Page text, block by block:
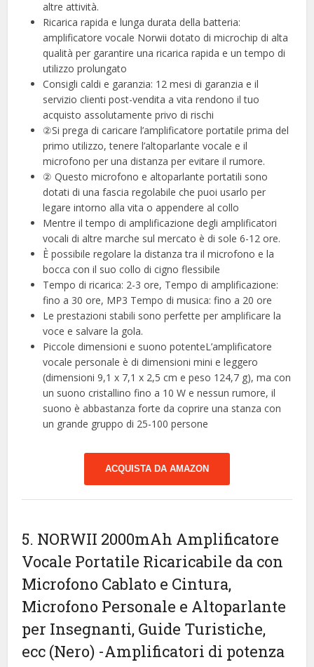
altre attività.
Ricarica rapida e lunga durata della batteria:
amplificatore vocale Norwii dotato di microchip di alta
qualità per garantire una ricarica rapida e un tempo di
utilizzo prolungato
Consigli caldi e garanzia: 12 mesi di garanzia e il
servizio clienti post-vendita a vita rendono il tuo
acquisto assolutamente privo di rischi
②Si prega di caricare l’amplificatore portatile prima del
primo utilizzo, tenere l’altoparlante vocale e il
microfono per una distanza per evitare il rumore.
② Questo microfono e altoparlante portatili sono
dotati di una fascia regolabile che puoi usarlo per
legare intorno alla vita o appendere al collo
Mentre il tempo di amplificazione degli amplificatori
vocali di altre marche sul mercato è di sole 6-12 ore.
È possibile regolare la distanza tra il microfono e la
bocca con il suo collo di cigno flessibile
Tempo di ricarica: 2-3 ore, Tempo di amplificazione:
fino a 30 ore, MP3 Tempo di musica: fino a 20 ore
Le prestazioni stabili sono perfette per amplificare la
voce e salvare la gola.
Piccole dimensioni e suono potenteL’amplificatore
vocale personale è di dimensioni mini e leggero
(dimensioni 9,1 x 7,1 x 2,5 cm e peso 124,7 g), ma con
un suono cristallino fino a 10 W e nessun rumore, il
suono è abbastanza forte da coprire una stanza con
un grande gruppo di 25-100 persone
ACQUISTA DA AMAZON
5. NORWII 2000mAh Amplificatore
Vocale Portatile Ricaricabile da con
Microfono Cablato e Cintura,
Microfono Personale e Altoparlante
per Insegnanti, Guide Turistiche,
ecc (Nero) -Amplificatori di potenza